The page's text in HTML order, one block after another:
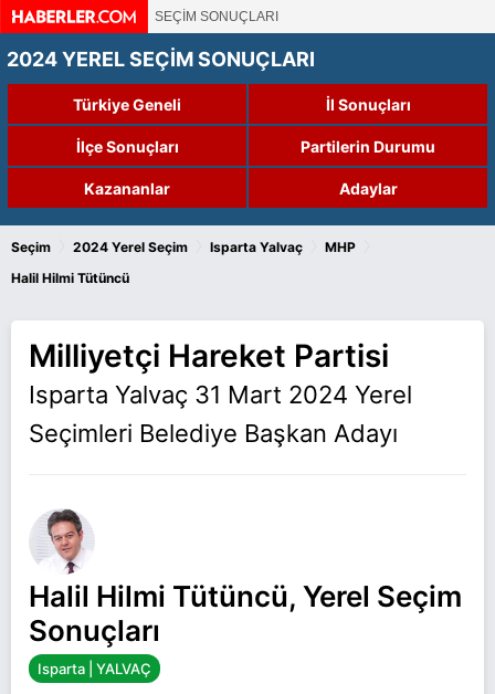
SEÇİM SONUÇLARI
2024 YEREL SEÇİM SONUÇLARI
Türkiye Geneli İl Sonuçları
İlçe Sonuçları Partilerin Durumu
Kazananlar Adaylar
Seçim 2024 Yerel Seçim Isparta Yalvaç MHP
Halil Hilmi Tütüncü
Milliyetçi Hareket Partisi
Isparta Yalvaç 31 Mart 2024 Yerel
Seçimleri Belediye Başkan Adayı
Halil Hilmi Tütüncü, Yerel Seçim
Sonuçları
Isparta | YALVAÇ